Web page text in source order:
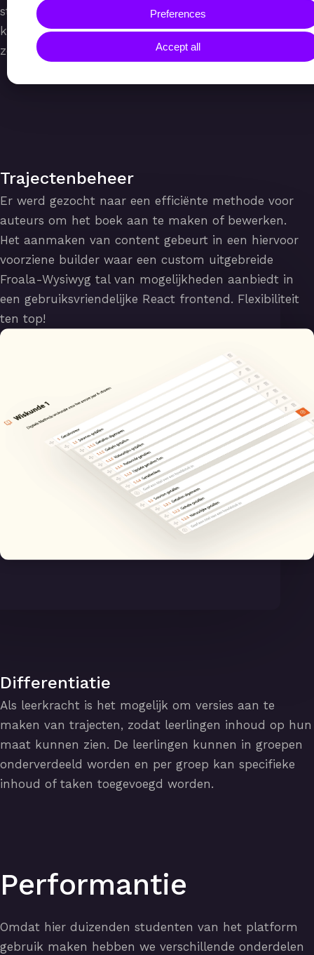
studenten verrijkt worden. Onderdelen van een boek
kunnen ook per groep aan- of uitgezet worden om
zo de leerstof per groep studenten te personaliseren.
Trajectenbeheer
Er werd gezocht naar een efficiënte methode voor
auteurs om het boek aan te maken of bewerken.
Het aanmaken van content gebeurt in een hiervoor
voorziene builder waar een custom uitgebreide
Froala-Wysiwyg tal van mogelijkheden aanbiedt in
een gebruiksvriendelijke React frontend. Flexibiliteit
ten top!
Differentiatie
Als leerkracht is het mogelijk om versies aan te
maken van trajecten, zodat leerlingen inhoud op hun
maat kunnen zien. De leerlingen kunnen in groepen
onderverdeeld worden en per groep kan specifieke
inhoud of taken toegevoegd worden.
Performantie
Omdat hier duizenden studenten van het platform
gebruik maken hebben we verschillende onderdelen
Preferences
Accept all